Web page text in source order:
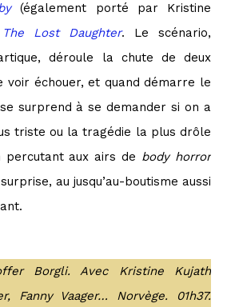
(également porté par Kristine
The Lost Daughter. Le scénario,
déroule la chute de deux
voir échouer, et quand démarre le
surprend à se demander si on a
triste ou la tragédie la plus drôle
percutant aux airs de body horror
au jusqu’au-boutisme aussi
Borgli. Avec Kristine Kujath
Fanny Vaager… Norvège. 01h37.